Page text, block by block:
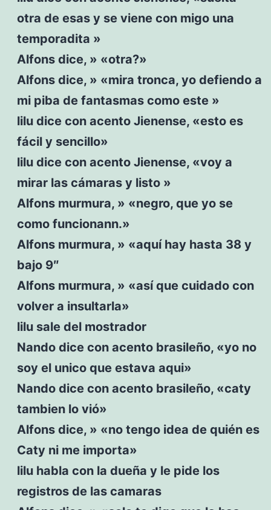
otra de esas y se viene con migo una
temporadita »
Alfons dice, » «otra?»
Alfons dice, » «mira tronca, yo defiendo a
mi piba de fantasmas como este »
lilu dice con acento Jienense, «esto es
fácil y sencillo»
lilu dice con acento Jienense, «voy a
mirar las cámaras y listo »
Alfons murmura, » «negro, que yo se
como funcionann.»
Alfons murmura, » «aquí hay hasta 38 y
bajo 9″
Alfons murmura, » «así que cuidado con
volver a insultarla»
lilu sale del mostrador
Nando dice con acento brasileño, «yo no
soy el unico que estava aqui»
Nando dice con acento brasileño, «caty
tambien lo vió»
Alfons dice, » «no tengo idea de quién es
Caty ni me importa»
lilu habla con la dueña y le pide los
registros de las camaras